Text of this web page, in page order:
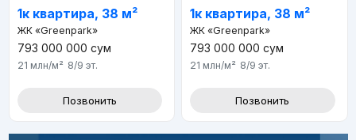
1к квартира, 38 м²
ЖК «Greenpark»
793 000 000 сум
21 млн/м² 8/9 эт.
Позвонить
1к квартира, 38 м²
ЖК «Greenpark»
793 000 000 сум
21 млн/м² 8/9 эт.
Позвонить